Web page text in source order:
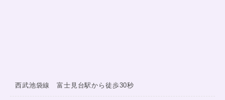
西武池袋線 富士見台駅から徒歩30秒